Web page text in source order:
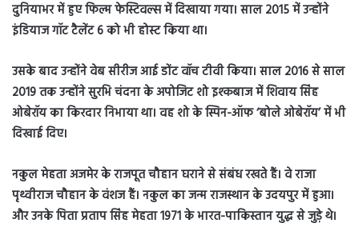
दुनियाभर में हुए फिल्म फेस्टिवल्स में दिखाया गया। साल 2015 में उन्होंने
इंडियाज गॉट टैलेंट 6 को भी होस्ट किया था।
उसके बाद उन्होंने वेब सीरीज आई डोंट वॉच टीवी किया। साल 2016 से साल
2019 तक उन्होंने सुरभि चंदना के अपोजिट शो इश्कबाज में शिवाय सिंह
ओबेरॉय का किरदार निभाया था। वह शो के स्पिन-ऑफ ‘बोले ओबेरॉय’ में भी
दिखाई दिए।
नकुल मेहता अजमेर के राजपूत चौहान घराने से संबंध रखते हैं। वे राजा
पृथ्वीराज चौहान के वंशज हैं। नकुल का जन्म राजस्थान के उदयपुर में हुआ।
और उनके पिता प्रताप सिंह मेहता 1971 के भारत-पाकिस्तान युद्ध से जुड़े थे।